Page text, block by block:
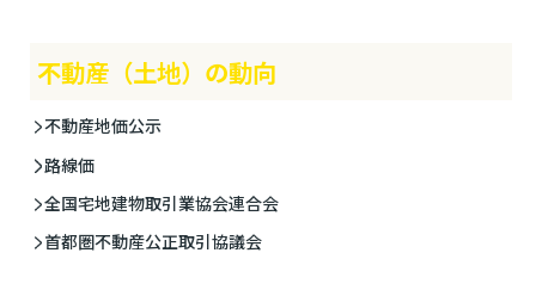
不動産（土地）の動向
不動産地価公示
路線価
全国宅地建物取引業協会連合会
首都圏不動産公正取引協議会